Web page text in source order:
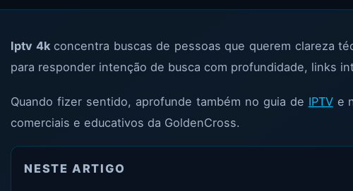
Iptv 4kconcentra buscas de pessoas que querem clareza
para responder intenção de busca com profundidade, links
Quando fizer sentido, aprofunde também no guia de IPTVe
comerciais e educativos da GoldenCross.
NESTE ARTIGO